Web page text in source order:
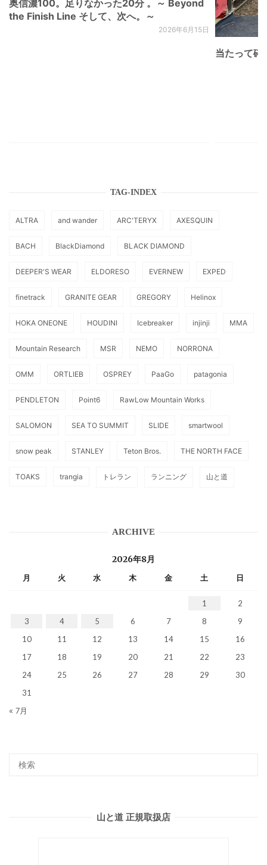
奥信濃100。足りなかった20分 。～ Beyond
the Finish Line そして、次へ。～
2026年6月15日
当たって砕
TAG-INDEX
ALTRA and wander ARC'TERYX AXESQUIN
BACH BlackDiamond BLACK DIAMOND
DEEPER'S WEAR ELDORESO EVERNEW EXPED
finetrack GRANITE GEAR GREGORY Helinox
HOKA ONEONE HOUDINI Icebreaker injinji MMA
Mountain Research MSR NEMO NORRONA
OMM ORTLIEB OSPREY PaaGo patagonia
PENDLETON Point6 RawLow Mountain Works
SALOMON SEA TO SUMMIT SLIDE smartwool
snow peak STANLEY Teton Bros. THE NORTH FACE
TOAKS trangia トレラン ランニング 山と道
ARCHIVE
2026年8月
月 火 水 木 金 土 日
1
2
3
4 5 6 7 8
9
10
11 12 13 14 15
16
17
18 19 20 21 22
23
24
25 26 27 28 29
30
31
« 7月
山と道 正規取扱店